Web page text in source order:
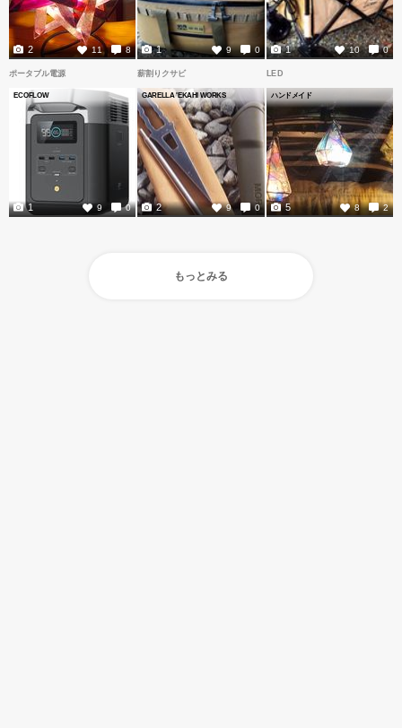
11 8
2 9 0
1 10 0
1
ポータブル電源
ECOFLOW
9 0
1
薪割りクサビ
GARELLA 'EKAHI WORKS
9 0
2
LED
ハンドメイド
8 2
5
もっとみる